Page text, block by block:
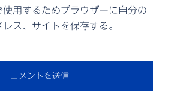
用するためブラウザーに自分の
ス、サイトを保存する。